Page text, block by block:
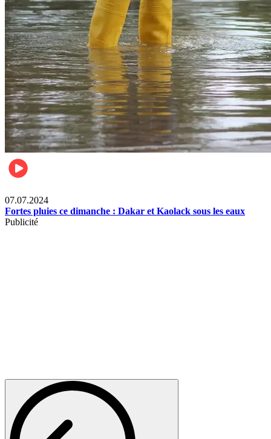
07.07.2024
Fortes pluies ce dimanche : Dakar et Kaolack sous les eaux
Publicité